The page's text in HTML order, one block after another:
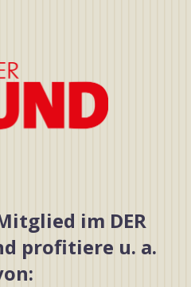
im DER
profitiere u. a.